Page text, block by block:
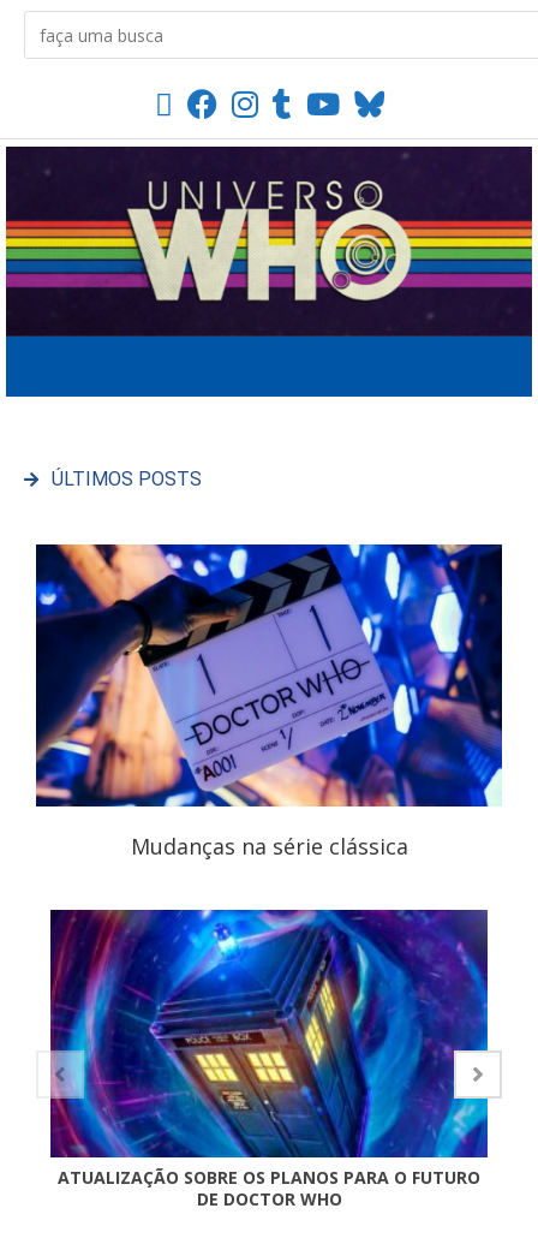
ÚLTIMOS POSTS
Mudanças na série clássica
ATUALIZAÇÃO SOBRE OS PLANOS PARA O FUTURO
DE DOCTOR WHO